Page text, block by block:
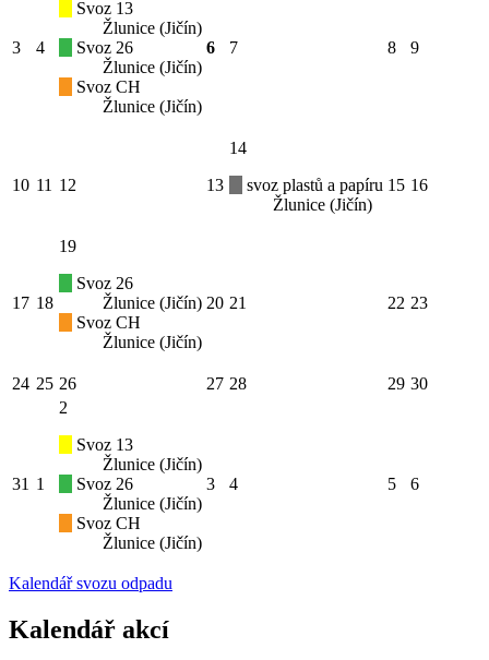
3 4
Svoz 13
Žlunice (Jičín)
Svoz 26
Žlunice (Jičín)
Svoz CH
Žlunice (Jičín)
6 7 8 9
10 11 12 13
14
svoz plastů a papíru
Žlunice (Jičín)
15 16
17 18
19
Svoz 26
Žlunice (Jičín)
Svoz CH
Žlunice (Jičín)
20 21 22 23
24 25 26 27 28 29 30
31 1
2
Svoz 13
Žlunice (Jičín)
Svoz 26
Žlunice (Jičín)
Svoz CH
Žlunice (Jičín)
3 4 5 6
Kalendář svozu odpadu
Kalendář akcí